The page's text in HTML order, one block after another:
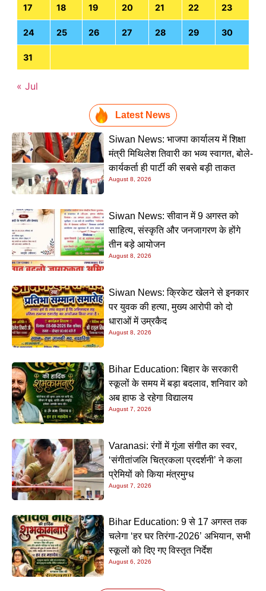
17 18 19 20 21 22 23
24 25 26 27 28 29 30
31
« Jul
Latest News
Siwan News: भाजपा कार्यालय में शिक्षा
मंत्री मिथिलेश तिवारी का भव्य स्वागत, बोले-
कार्यकर्ता ही पार्टी की सबसे बड़ी ताकत
August 8, 2026
Siwan News: सीवान में 9 अगस्त को
साहित्य, संस्कृति और जनजागरण के होंगे
तीन बड़े आयोजन
August 8, 2026
Siwan News: क्रिकेट खेलने से इनकार
पर युवक की हत्या, मुख्य आरोपी को दो
धाराओं में उम्रकैद
August 8, 2026
Bihar Education: बिहार के सरकारी
स्कूलों के समय में बड़ा बदलाव, शनिवार को
अब हाफ डे रहेगा विद्यालय
August 7, 2026
Varanasi: रंगों में गूंजा संगीत का स्वर,
‘संगीतांजलि चित्रकला प्रदर्शनी’ ने कला
प्रेमियों को किया मंत्रमुग्ध
August 7, 2026
Bihar Education: 9 से 17 अगस्त तक
चलेगा ‘हर घर तिरंगा-2026’ अभियान, सभी
स्कूलों को दिए गए विस्तृत निर्देश
August 6, 2026